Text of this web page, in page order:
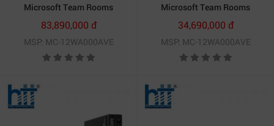
Microsoft Team Rooms
83,890,000 đ
MSP: MC-12WA000AVE
Microsoft Team Rooms
34,690,000 đ
MSP: MC-12WA000AVE